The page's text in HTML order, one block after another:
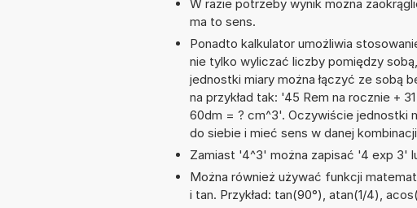
W razie potrzeby wynik można
ma to sens.
Ponadto kalkulator umożliwia
nie tylko wyliczać liczby pomiędzy
jednostki miary można łączyć ze sobą
na przykład tak: '45 Rem na rocznie +
60dm = ? cm^3'. Oczywiście jednostki
do siebie i mieć sens w danej
Zamiast '4^3' można zapisać '4 exp 3'
Można również używać funkcji
i tan. Przykład: tan(90°), atan(1/4),